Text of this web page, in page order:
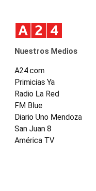
Nuestros Medios
A24.com
Primicias Ya
Radio La Red
FM Blue
Diario Uno Mendoza
San Juan 8
América TV